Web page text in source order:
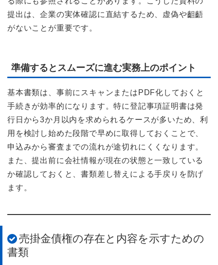
提出は、企業の実体確認に直結するため、虚偽や齟齬
がないことが重要です。
準備するとスムーズに進む実務上のポイント
基本書類は、事前にスキャンまたはPDF化しておくと
手続きが効率的になります。特に登記事項証明書は発
行日から3か月以内を求められるケースが多いため、利
用を検討し始めた段階で早めに取得しておくことで、
申込みから審査までの流れが途切れにくくなります。
また、提出前に会社情報が現在の状態と一致している
か確認しておくと、書類差し替えによる手戻りを防げ
ます。
売掛金債権の存在と内容を示すための
書類